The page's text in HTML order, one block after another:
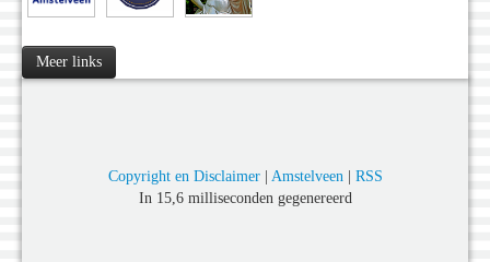
Meer links
Copyright en Disclaimer| Amstelveen| RSS
In 15,6 milliseconden gegenereerd